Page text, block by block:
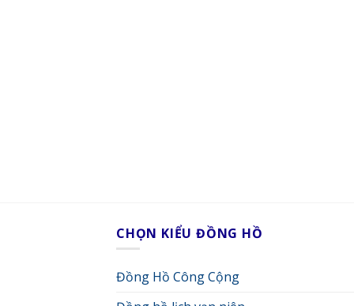
CHỌN KIỂU ĐỒNG HỒ
Đồng Hồ Công Cộng